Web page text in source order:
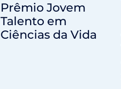
Prêmio Jovem
Talento em
Ciências da Vida